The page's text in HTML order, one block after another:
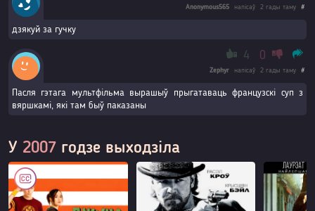
Anonymous565 напісаў 2 гады таму #
дзякуй за гучку
4 0
Zephyr напісаў 2 гады таму #
Пасля гэтага мультфільма вырашыў прыгатаваць французскі суп з
вяршкамі, які там быў паказаны
У 2007 годзе выходзіла